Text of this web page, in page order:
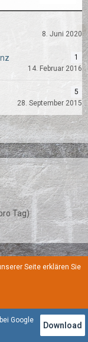
8. Juni 2020
1
14. Februar 2016
5
28. September 2015
Tag)
Google
Download
Seite erklären Sie